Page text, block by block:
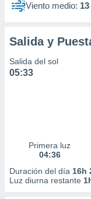
Viento medio:
Salida y
Salida del sol
05:33
Primera luz
04:36
Duración del día 16h
Luz diurna restante